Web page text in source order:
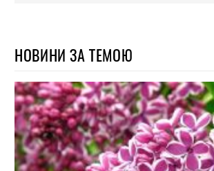
НОВИНИ ЗА ТЕМОЮ